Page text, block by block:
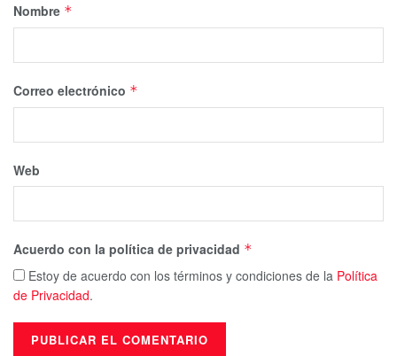
Nombre *
Correo electrónico *
Web
Acuerdo con la política de privacidad *
Estoy de acuerdo con los términos y condiciones de la Política
de Privacidad.